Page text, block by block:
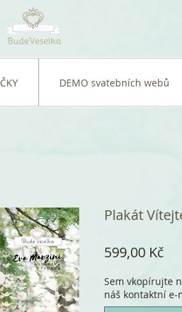
DEMO svatebních webů
Plakát
599,00 Kč
Sem vkopírujte
náš kontaktní e-